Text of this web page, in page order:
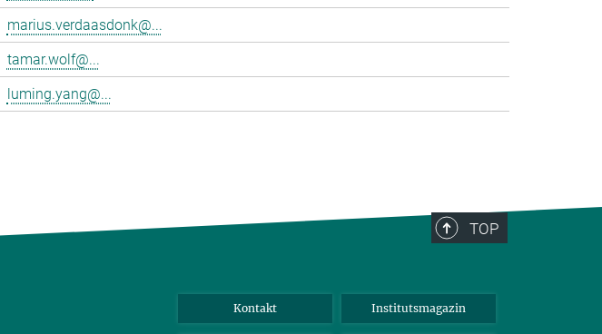
marius.verdaasdonk@...
tamar.wolf@...
luming.yang@...
TOP
Kontakt Institutsmagazin